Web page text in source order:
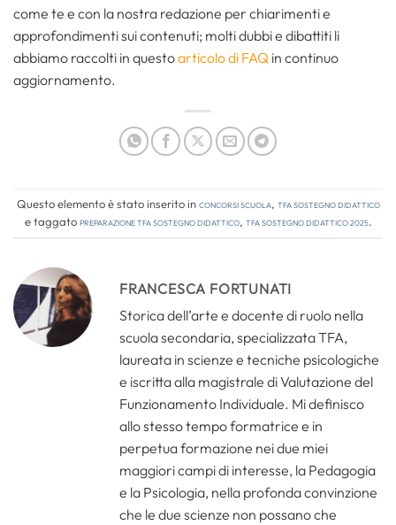
come te e con la nostra redazione per chiarimenti e
approfondimenti sui contenuti; molti dubbi e dibattiti li
abbiamo raccolti in questoarticolo di FAQ in continuo
aggiornamento.
Questo elemento è stato inserito inConcorsi Scuola, TFA Sostegno Didattico
e taggatopreparazione tfa sostegno didattico, tfa sostegno didattico 2025.
FRANCESCA FORTUNATI
Storica dell’arte e docente di ruolo nella
scuola secondaria, specializzata TFA,
laureata in scienze e tecniche psicologiche
e iscritta alla magistrale di Valutazione del
Funzionamento Individuale. Mi definisco
allo stesso tempo formatrice e in
perpetua formazione nei due miei
maggiori campi di interesse, la Pedagogia
e la Psicologia, nella profonda convinzione
che le due scienze non possano che